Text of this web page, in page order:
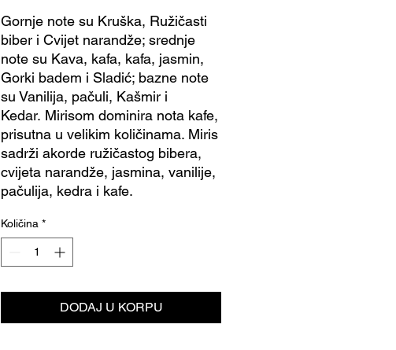
Gornje note su Kruška, Ružičasti
biber i Cvijet narandže; srednje
note su Kava, kafa, kafa, jasmin,
Gorki badem i Sladić; bazne note
su Vanilija, pačuli, Kašmir i
Kedar. Mirisom dominira nota kafe,
prisutna u velikim količinama. Miris
sadrži akorde ružičastog bibera,
cvijeta narandže, jasmina, vanilije,
pačulija, kedra i kafe.
Količina *
DODAJ U KORPU